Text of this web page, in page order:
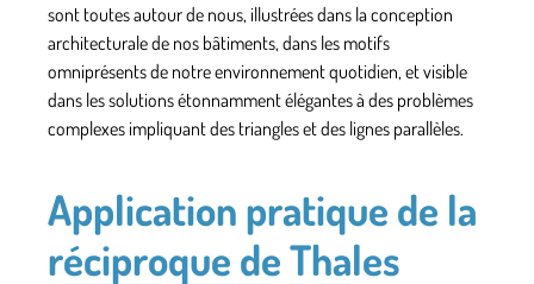
sont toutes autour de nous, illustrées dans la conception
architecturale de nos bâtiments, dans les motifs
omniprésents de notre environnement quotidien, et visible
dans les solutions étonnamment élégantes à des problèmes
complexes impliquant des triangles et des lignes parallèles.
Application pratique de la
réciproque de Thales